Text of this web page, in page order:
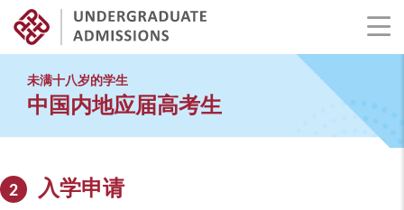
main
content
未满十八岁的学生
中国内地应届高考生
2 入学申请